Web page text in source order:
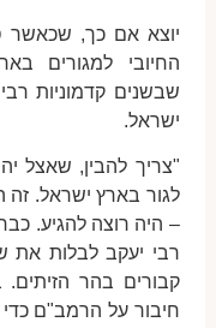
יוצא אם כך, שכאשר
החיובי למגורים
שבשנים קדמוניות
ישראל.
"צריך להבין, שאצל
לגור בארץ ישראל.
– היה רוצה להגיע.
רבי יעקב לבלות את
קבורים בהר
חיבור על הרמב"ם